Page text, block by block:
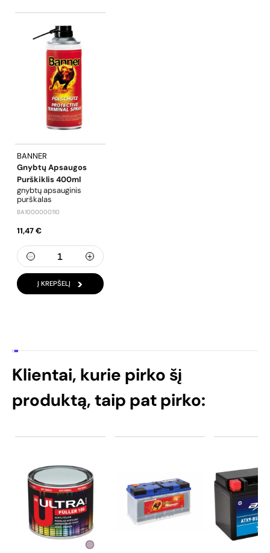
BANNER
Gnybtų Apsaugos
Purškiklis 400ml
gnybtų apsauginis
purškalas
BA1000000110
11,47 €
Į KREPŠELĮ
Klientai, kurie pirko šį
produktą, taip pat pirko: